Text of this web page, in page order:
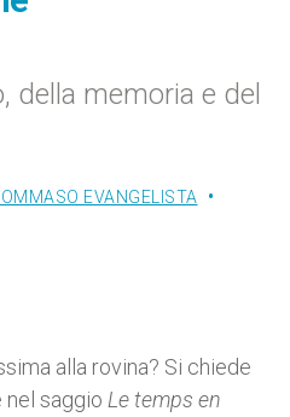
della memoria e del
EVANGELISTA
alla rovina? Si chiede
nel saggio Le temps en